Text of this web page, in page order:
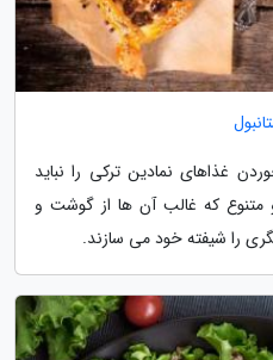
غذاهای نمادین ترکی را نباید
متنوع که غالب آن ها از گوشت و
را شیفته خود می سازند.